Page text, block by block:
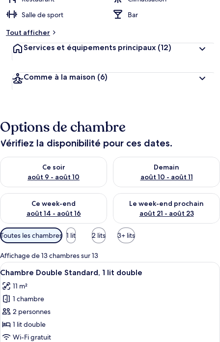
Salle de sport
Bar
Tout afficher
Services et équipements principaux (12)
Comme à la maison (6)
Options de chambre
Vérifiez la disponibilité pour ces dates.
Ce soir
août 9 - août 10
Vérifier la disponibilité pour ce soir août 9 - août 10
Demain
août 10 - août 11
Vérifier la disponibilité pour
Ce week-end
août 14 - août 16
Vérifier la disponibilité pour ce week-end août 14 - août 16
Le week-end prochain
août 21 - août 23
Vérifier la disponibilité pour
Filtres
disponibles
pour
les
chambres
Toutes les chambres 1 lit 2 lits 3+ lits
Affichage de 13 chambres sur 13
Afficher
toutes
les
photos
pour
ce
type
Une chambre d’hôtel avec un mur
5
Chambre Double Standard, 1 lit double
11 m²
1 chambre
2 personnes
1 lit double
Wi-Fi gratuit